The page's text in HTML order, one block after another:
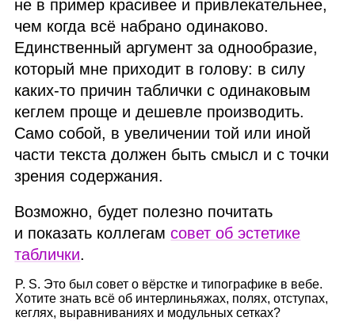
не в пример красивее и привлекательнее,
чем когда всё набрано одинаково.
Единственный аргумент за однообразие,
который мне приходит в голову: в силу
каких‑то причин таблички с одинаковым
кеглем проще и дешевле производить.
Само собой, в увеличении той или иной
части текста должен быть смысл и с точки
зрения содержания.
Возможно, будет полезно почитать
и показать коллегамсовет об эстетике
таблички.
P. S. Это был совет о вёрстке и типографике в вебе.
Хотите знать всё об интерлиньяжах, полях, отступах,
кеглях, выравниваниях и модульных сетках?